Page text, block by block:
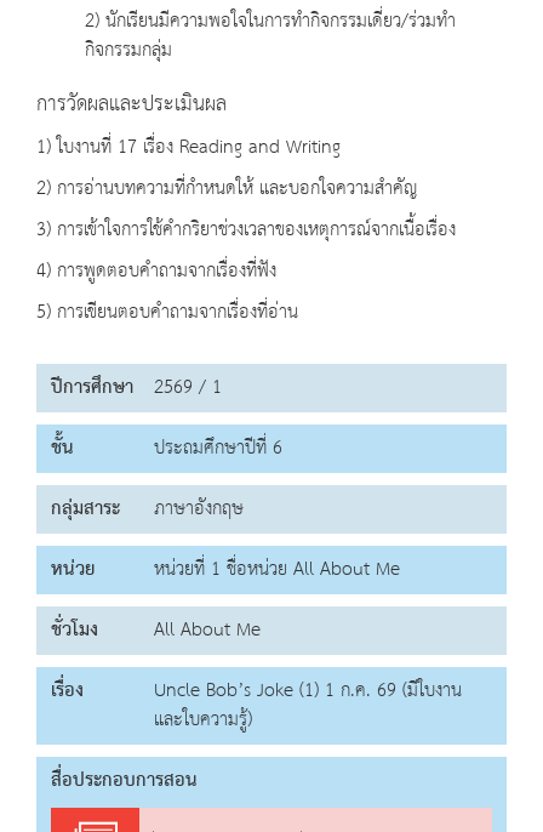
2) นักเรียนมีความพอใจในการทำกิจกรรมเดี่ยว/ร่วมทำ
กิจกรรมกลุ่ม
การวัดผลและประเมินผล
1) ใบงานที่ 17 เรื่อง Reading and Writing
2) การอ่านบทความที่กำหนดให้ และบอกใจความสำคัญ
3) การเข้าใจการใช้คำกริยาช่วงเวลาของเหตุการณ์จากเนื้อเรื่อง
4) การพูดตอบคำถามจากเรื่องที่ฟัง
5) การเขียนตอบคำถามจากเรื่องที่อ่าน
ปีการศึกษา 2569 / 1
ชั้น
ประถมศึกษาปีที่ 6
กลุ่มสาระ
ภาษาอังกฤษ
หน่วย
หน่วยที่ 1 ชื่อหน่วย All About Me
ชั่วโมง
All About Me
เรื่อง
Uncle Bob’s Joke (1) 1 ก.ค. 69 (มีใบงาน
และใบความรู้)
สื่อประกอบการสอน